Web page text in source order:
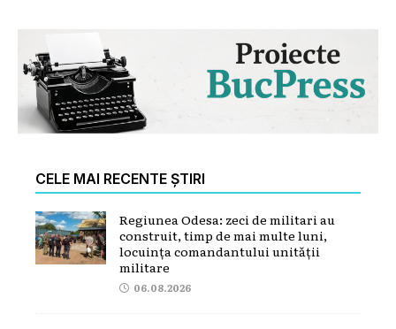
CELE MAI RECENTE ȘTIRI
Regiunea Odesa: zeci de militari au
construit, timp de mai multe luni,
locuința comandantului unității
militare
06.08.2026